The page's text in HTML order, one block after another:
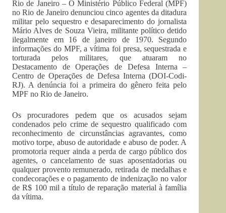
Rio de Janeiro – O Ministério Público Federal (MPF)
no Rio de Janeiro denunciou cinco agentes da ditadura
militar pelo sequestro e desaparecimento do jornalista
Mário Alves de Souza Vieira, militante político detido
ilegalmente em 16 de janeiro de 1970. Segundo
informações do MPF, a vítima foi presa, sequestrada e
torturada pelos militares, que atuaram no
Destacamento de Operações de Defesa Interna –
Centro de Operações de Defesa Interna (DOI-Codi-
RJ). A denúncia foi a primeira do gênero feita pelo
MPF no Rio de Janeiro.
Os procuradores pedem que os acusados sejam
condenados pelo crime de sequestro qualificado com
reconhecimento de circunstâncias agravantes, como
motivo torpe, abuso de autoridade e abuso de poder. A
promotoria requer ainda a perda de cargo público dos
agentes, o cancelamento de suas aposentadorias ou
qualquer provento remunerado, retirada de medalhas e
condecorações e o pagamento de indenização no valor
de R$ 100 mil a título de reparação material à família
da vítima.